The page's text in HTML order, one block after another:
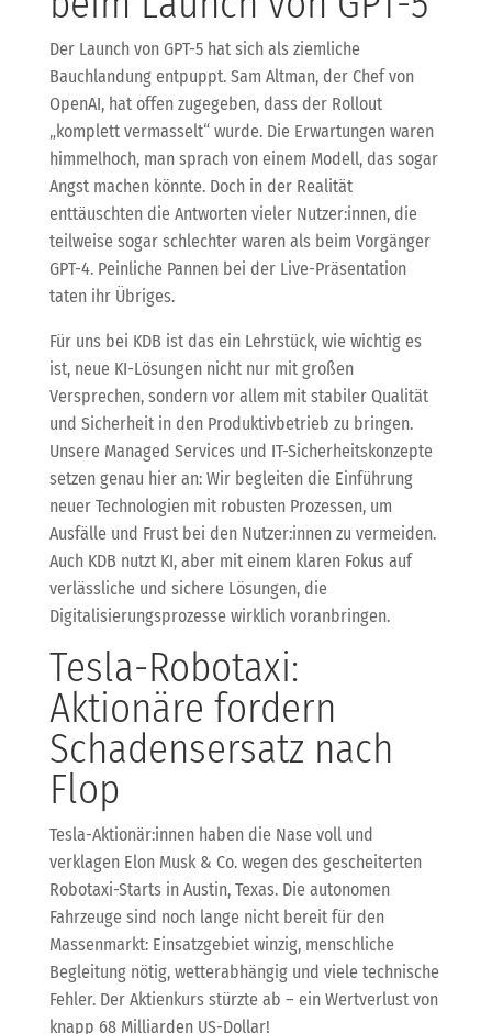
Der Launch von GPT-5 hat sich als ziemliche
Bauchlandung entpuppt. Sam Altman, der Chef von
OpenAI, hat offen zugegeben, dass der Rollout
„komplett vermasselt“ wurde. Die Erwartungen waren
himmelhoch, man sprach von einem Modell, das sogar
Angst machen könnte. Doch in der Realität
enttäuschten die Antworten vieler Nutzer:innen, die
teilweise sogar schlechter waren als beim Vorgänger
GPT-4. Peinliche Pannen bei der Live-Präsentation
taten ihr Übriges.
Für uns bei KDB ist das ein Lehrstück, wie wichtig es
ist, neue KI-Lösungen nicht nur mit großen
Versprechen, sondern vor allem mit stabiler Qualität
und Sicherheit in den Produktivbetrieb zu bringen.
Unsere Managed Services und IT-Sicherheitskonzepte
setzen genau hier an: Wir begleiten die Einführung
neuer Technologien mit robusten Prozessen, um
Ausfälle und Frust bei den Nutzer:innen zu vermeiden.
Auch KDB nutzt KI, aber mit einem klaren Fokus auf
verlässliche und sichere Lösungen, die
Digitalisierungsprozesse wirklich voranbringen.
Tesla-Robotaxi:
Aktionäre fordern
Schadensersatz nach
Flop
Tesla-Aktionär:innen haben die Nase voll und
verklagen Elon Musk & Co. wegen des gescheiterten
Robotaxi-Starts in Austin, Texas. Die autonomen
Fahrzeuge sind noch lange nicht bereit für den
Massenmarkt: Einsatzgebiet winzig, menschliche
Begleitung nötig, wetterabhängig und viele technische
Fehler. Der Aktienkurs stürzte ab – ein Wertverlust von
knapp 68 Milliarden US-Dollar!